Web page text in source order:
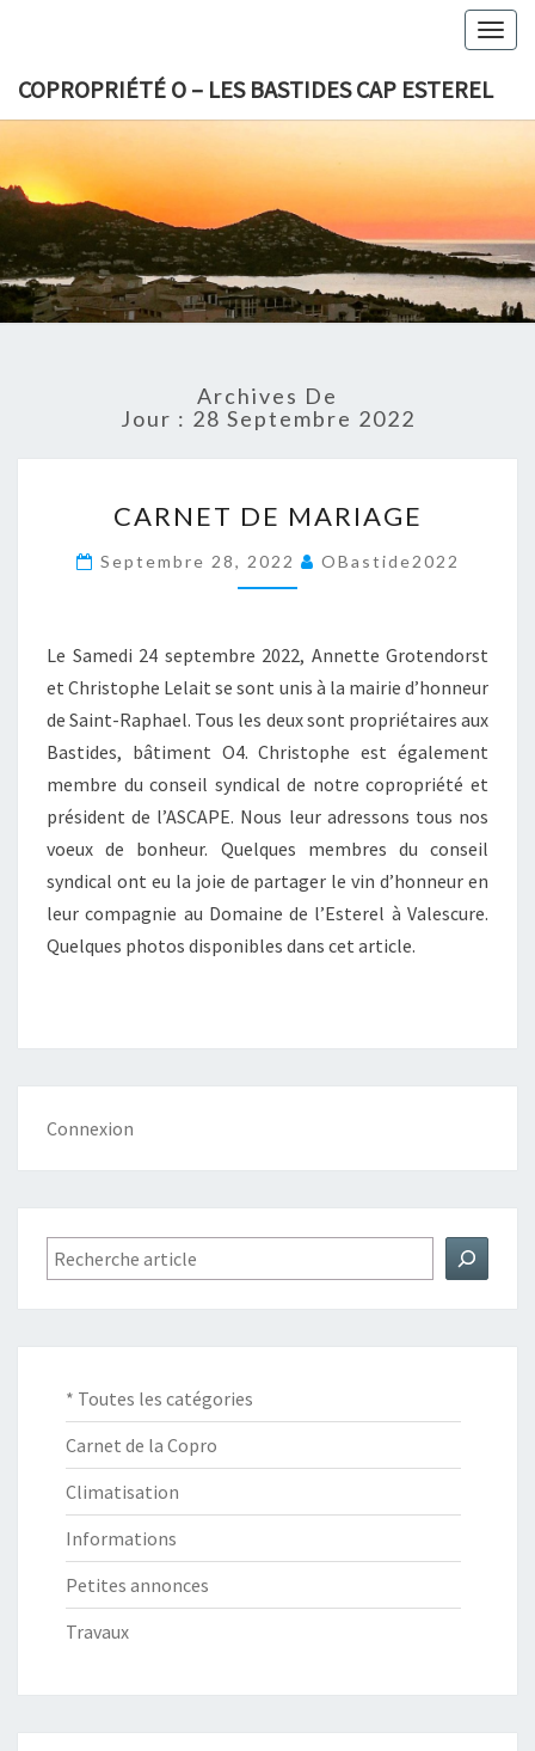
COPROPRIÉTÉ O – LES BASTIDES CAP ESTEREL
O –
Archives De
Jour : 28 Septembre 2022
DE
CARNET DE MARIAGE
Septembre 28, 2022 OBastide2022
Le Samedi 24 septembre 2022, Annette Grotendorst
et Christophe Lelait se sont unis à la mairie d’honneur
de Saint-Raphael. Tous les deux sont propriétaires aux
Bastides, bâtiment O4. Christophe est également
membre du conseil syndical de notre copropriété et
président de l’ASCAPE. Nous leur adressons tous nos
voeux de bonheur. Quelques membres du conseil
syndical ont eu la joie de partager le vin d’honneur en
leur compagnie au Domaine de l’Esterel à Valescure.
Quelques photos disponibles dans cet article.
Connexion
Rechercher
* Toutes les catégories
Carnet de la Copro
Climatisation
Informations
Petites annonces
Travaux